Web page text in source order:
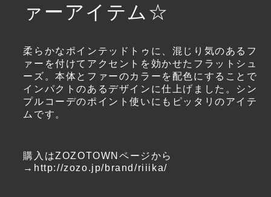
ァーアイテム☆
柔らかなポインテッドトゥに、混じり気のあるフ
ァーを付けてアクセントを効かせたフラットシュ
ーズ。本体とファーのカラーを配色にすることで
インパクトのあるデザインに仕上げました。シン
プルコーデのポイント使いにもピッタリのアイテ
ムです。
購入はZOZOTOWNページから
→ http://zozo.jp/brand/riiika/